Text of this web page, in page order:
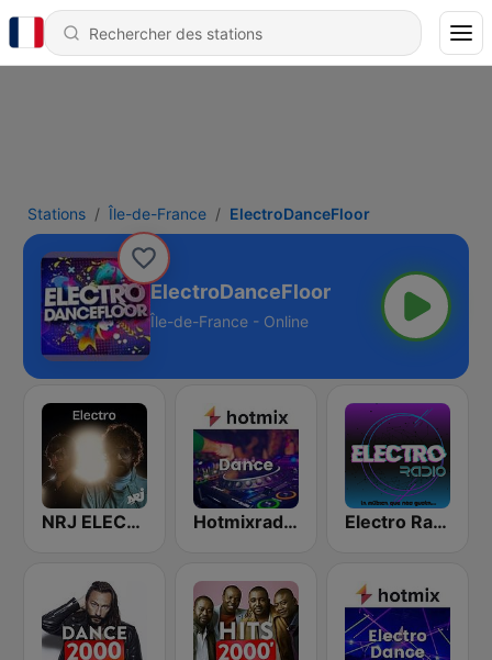
Stations Île-de-France ElectroDanceFloor
ElectroDanceFloor
Île-de-France - Online
NRJ ELECTRO Hotmixradio Dance Electro Radio